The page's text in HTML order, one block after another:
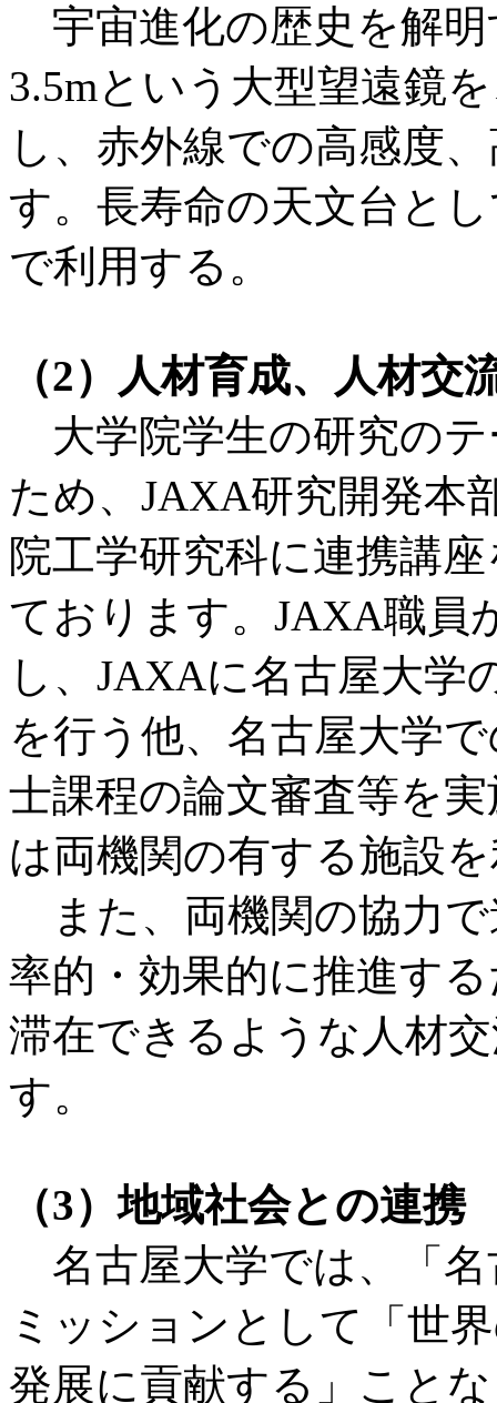
宇宙進化の歴史を解
3.5mという大型望遠鏡
し、赤外線での高感度
す。長寿命の天文台と
で利用する。
（2）人材育成、人材交
大学院学生の研究の
ため、JAXA研究開発本
院工学研究科に連携講
ております。JAXA職員
し、JAXAに名古屋大学
を行う他、名古屋大学
士課程の論文審査等を
は両機関の有する施設
また、両機関の協力
率的・効果的に推進す
滞在できるような人材
す。
（3）地域社会との連携
名古屋大学では、「名
ミッションとして「世
発展に貢献する」こと